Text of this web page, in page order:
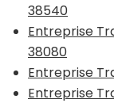
38540
Entreprise
38080
Entreprise
Entreprise